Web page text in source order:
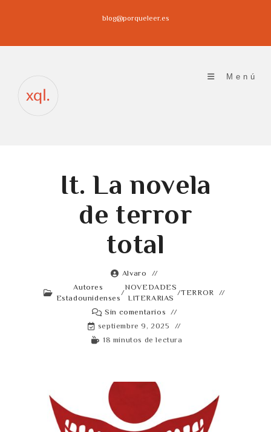
blog@porqueleer.es
Menú
It. La novela
de terror
total
Alvaro
Autores
Estadounidenses
/
NOVEDADES
LITERARIAS
/TERROR
Sin comentarios
septiembre 9, 2025
18 minutos de lectura